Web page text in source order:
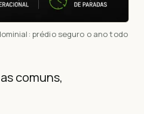
prédio seguro o ano todo
comuns,